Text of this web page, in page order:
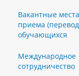
Вакантные
приема
обучающихся
Международное
сотрудничество